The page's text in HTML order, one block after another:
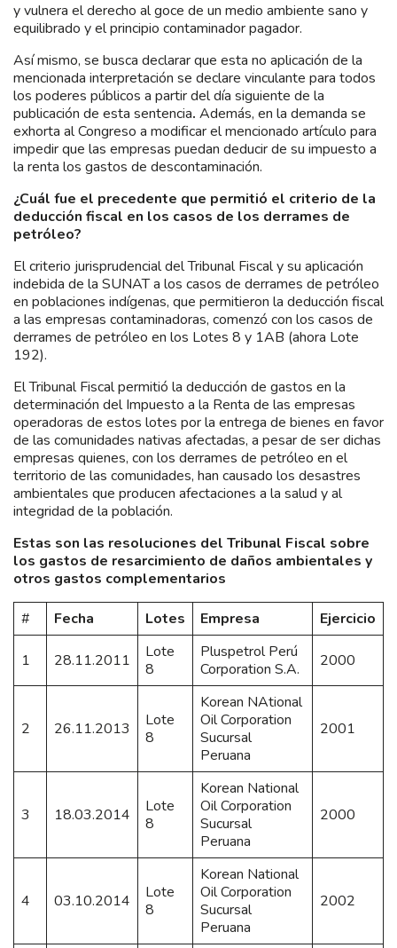
y vulnera el derecho al goce de un medio ambiente sano y
equilibrado y el principio contaminador pagador.
Así mismo, se busca declarar que esta no aplicación de la
mencionada interpretación se declare vinculante para todos
los poderes públicos a partir del día siguiente de la
publicación de esta sentencia. Además, en la demanda se
exhorta al Congreso a modificar el mencionado artículo para
impedir que las empresas puedan deducir de su impuesto a
la renta los gastos de descontaminación.
¿Cuál fue el precedente que permitió el criterio de la
deducción fiscal en los casos de los derrames de
petróleo?
El criterio jurisprudencial del Tribunal Fiscal y su aplicación
indebida de la SUNAT a los casos de derrames de petróleo
en poblaciones indígenas, que permitieron la deducción fiscal
a las empresas contaminadoras, comenzó con los casos de
derrames de petróleo en los Lotes 8 y 1AB (ahora Lote
192).
El Tribunal Fiscal permitió la deducción de gastos en la
determinación del Impuesto a la Renta de las empresas
operadoras de estos lotes por la entrega de bienes en favor
de las comunidades nativas afectadas, a pesar de ser dichas
empresas quienes, con los derrames de petróleo en el
territorio de las comunidades, han causado los desastres
ambientales que producen afectaciones a la salud y al
integridad de la población.
Estas son las resoluciones del Tribunal Fiscal sobre
los gastos de resarcimiento de daños ambientales y
otros gastos complementarios
# Fecha Lotes Empresa Ejercicio
1 28.11.2011
Lote
8
Pluspetrol Perú
Corporation S.A.
2000
2 26.11.2013
Lote
8
Korean NAtional
Oil Corporation
Sucursal
Peruana
2001
3 18.03.2014
Lote
8
Korean National
Oil Corporation
Sucursal
Peruana
2000
4 03.10.2014
Lote
8
Korean National
Oil Corporation
Sucursal
Peruana
2002